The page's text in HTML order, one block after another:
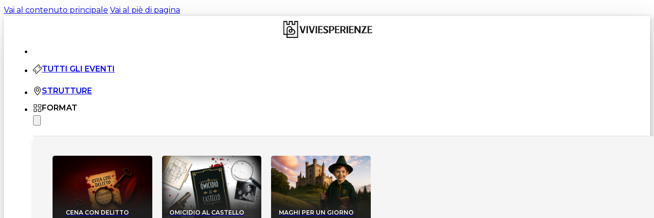
Vai al contenuto principale Vai al piè di pagina
TUTTI GLI EVENTI
STRUTTURE
FORMAT
CENA CON DELITTO OMICIDIO AL CASTELLO MAGHI PER UN GIORNO